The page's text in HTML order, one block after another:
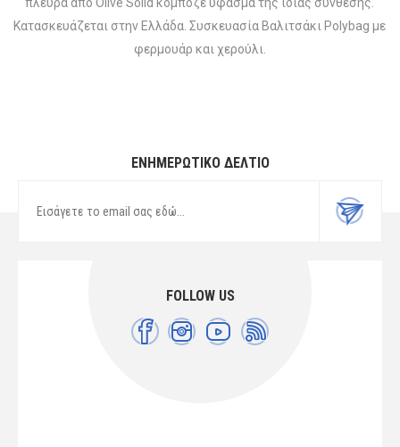
Κατασκευάζεται στην Ελλάδα. Συσκευασία Βαλιτσάκι Polybag με
φερμουάρ και χερούλι.
ΕΝΗΜΕΡΩΤΙΚΌ ΔΕΛΤΊΟ
FOLLOW US